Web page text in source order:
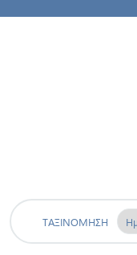
ΤΑΞΙΝΌΜΗΣΗ